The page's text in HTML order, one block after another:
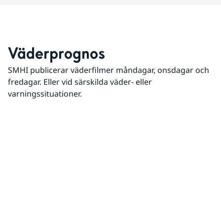
Väderprognos
SMHI publicerar väderfilmer måndagar, onsdagar och
fredagar. Eller vid särskilda väder- eller
varningssituationer.